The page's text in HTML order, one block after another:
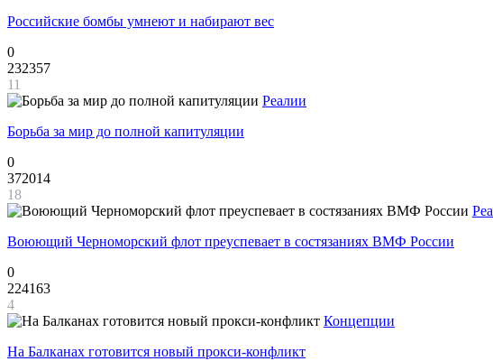
Российские бомбы умнеют и набирают вес
0
232357
11
Реалии
Борьба за мир до полной капитуляции
0
372014
18
Воюющий Черноморский флот преуспевает в состязаниях ВМФ России
0
224163
4
Концепции
На Балканах готовится новый прокси-конфликт